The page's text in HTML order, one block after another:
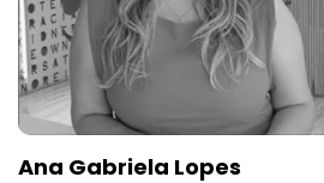
Ana Gabriela Lopes